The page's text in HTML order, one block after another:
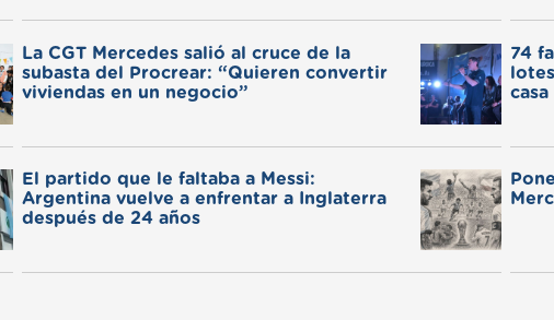
La CGT Mercedes salió al cruce de la
subasta del Procrear: “Quieren convertir
viviendas en un negocio”
74
El partido que le faltaba a Messi:
Argentina vuelve a enfrentar a Inglaterra
después de 24 años